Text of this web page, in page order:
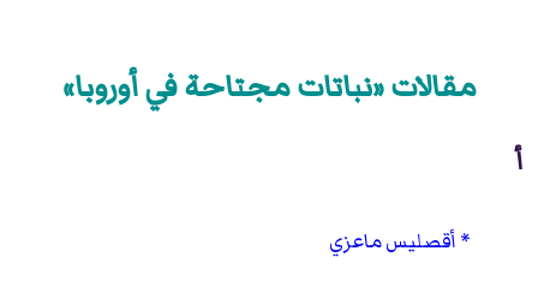
مقالات «نباتات مجتاحة في أوروبا»
أ
أقصليس ماعزي